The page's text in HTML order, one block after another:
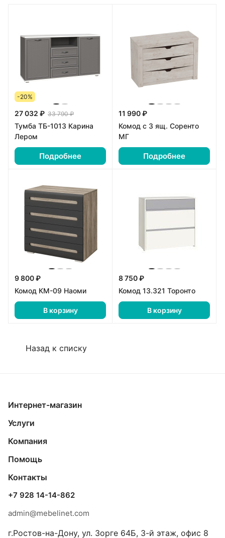
-20%
27 032 ₽ 33 790 ₽
Тумба ТБ-1013 Карина
Лером
Подробнее
11 990 ₽
Комод с 3 ящ. Соренто
МГ
Подробнее
9 800 ₽
Комод КМ-09 Наоми
В корзину
8 750 ₽
Комод 13.321 Торонто
В корзину
Назад к списку
Интернет-магазин
Услуги
Компания
Помощь
Контакты
+7 928 14-14-862
admin@mebelinet.com
г.Ростов-на-Дону, ул. Зорге 64Б, 3-й этаж, офис 8